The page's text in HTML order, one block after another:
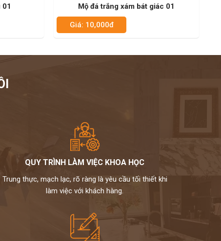
bát giác 01
Mộ đá xanh đen ba mái 01
Giá: 10,000đ
QUY TRÌNH LÀM VIỆC KHOA HỌC
Trung thực, mạch lạc, rõ ràng là yêu cầu tối thiết khi
làm việc với khách hàng.